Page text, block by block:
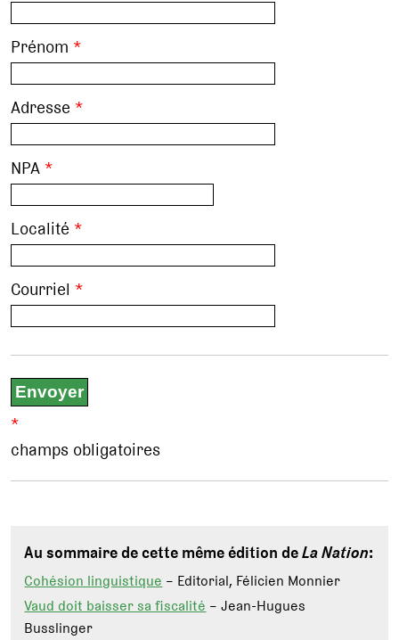
Prénom *
Adresse *
NPA *
Localité *
Courriel *
*
champs obligatoires
Au sommaire de cette même édition deLa Nation:
Cohésion linguistique – Editorial, Félicien Monnier
Vaud doit baisser sa fiscalité – Jean-Hugues
Busslinger